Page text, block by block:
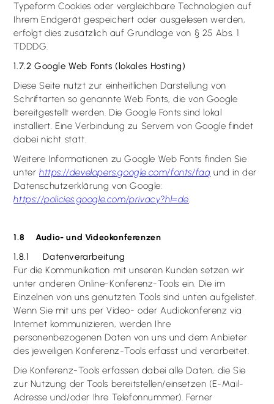
Typeform Cookies oder vergleichbare Technologien auf
Ihrem Endgerät gespeichert oder ausgelesen werden,
erfolgt dies zusätzlich auf Grundlage von § 25 Abs. 1
TDDDG.
1.7.2 Google Web Fonts (lokales Hosting)
Diese Seite nutzt zur einheitlichen Darstellung von
Schriftarten so genannte Web Fonts, die von Google
bereitgestellt werden. Die Google Fonts sind lokal
installiert. Eine Verbindung zu Servern von Google findet
dabei nicht statt.
Weitere Informationen zu Google Web Fonts finden Sie
unter https://developers.google.com/fonts/faq und in der
Datenschutzerklärung von Google:
https://policies.google.com/privacy?hl=de.
1.8 Audio- und Videokonferenzen
1.8.1 Datenverarbeitung
Für die Kommunikation mit unseren Kunden setzen wir
unter anderen Online-Konferenz-Tools ein. Die im
Einzelnen von uns genutzten Tools sind unten aufgelistet.
Wenn Sie mit uns per Video- oder Audiokonferenz via
Internet kommunizieren, werden Ihre
personenbezogenen Daten von uns und dem Anbieter
des jeweiligen Konferenz-Tools erfasst und verarbeitet.
Die Konferenz-Tools erfassen dabei alle Daten, die Sie
zur Nutzung der Tools bereitstellen/einsetzen (E-Mail-
Adresse und/oder Ihre Telefonnummer). Ferner